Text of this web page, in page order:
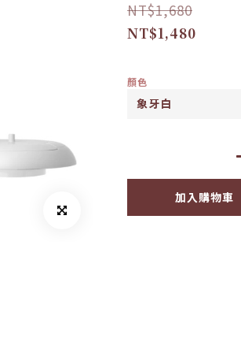
NT$1,680
NT$1,480
顏色
加入購物車